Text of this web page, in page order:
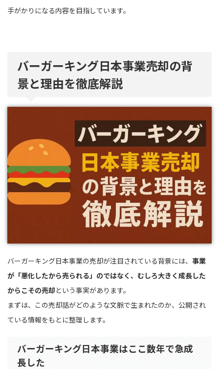
手がかりになる内容を目指しています。
バーガーキング日本事業売却の背
景と理由を徹底解説
バーガーキング日本事業の売却が注目されている背景には、 事業
が「悪化したから売られる」のではなく、むしろ大きく成長した
からこその売却という事実があります。
まずは、この売却話がどのような文脈で生まれたのか、公開され
ている情報をもとに整理します。
バーガーキング日本事業はここ数年で急成
長した